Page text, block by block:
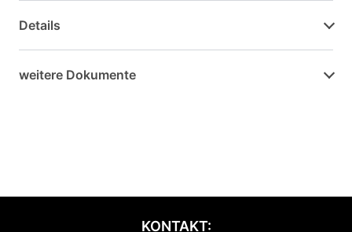
Details
weitere Dokumente
KONTAKT: